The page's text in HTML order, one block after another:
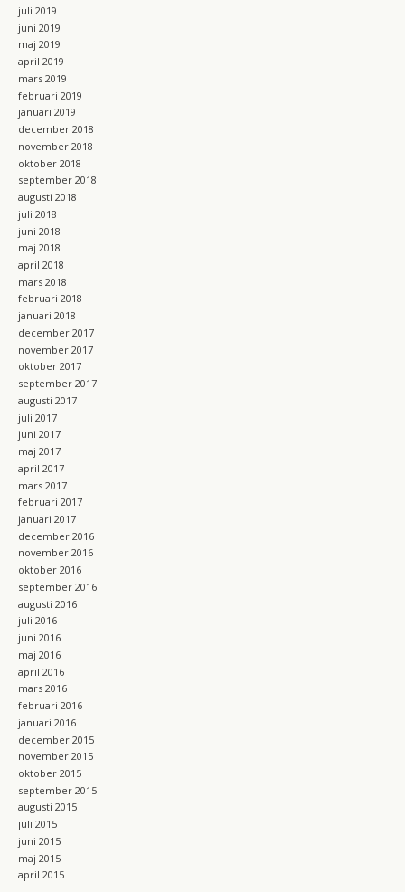
juli 2019
juni 2019
maj 2019
april 2019
mars 2019
februari 2019
januari 2019
december 2018
november 2018
oktober 2018
september 2018
augusti 2018
juli 2018
juni 2018
maj 2018
april 2018
mars 2018
februari 2018
januari 2018
december 2017
november 2017
oktober 2017
september 2017
augusti 2017
juli 2017
juni 2017
maj 2017
april 2017
mars 2017
februari 2017
januari 2017
december 2016
november 2016
oktober 2016
september 2016
augusti 2016
juli 2016
juni 2016
maj 2016
april 2016
mars 2016
februari 2016
januari 2016
december 2015
november 2015
oktober 2015
september 2015
augusti 2015
juli 2015
juni 2015
maj 2015
april 2015